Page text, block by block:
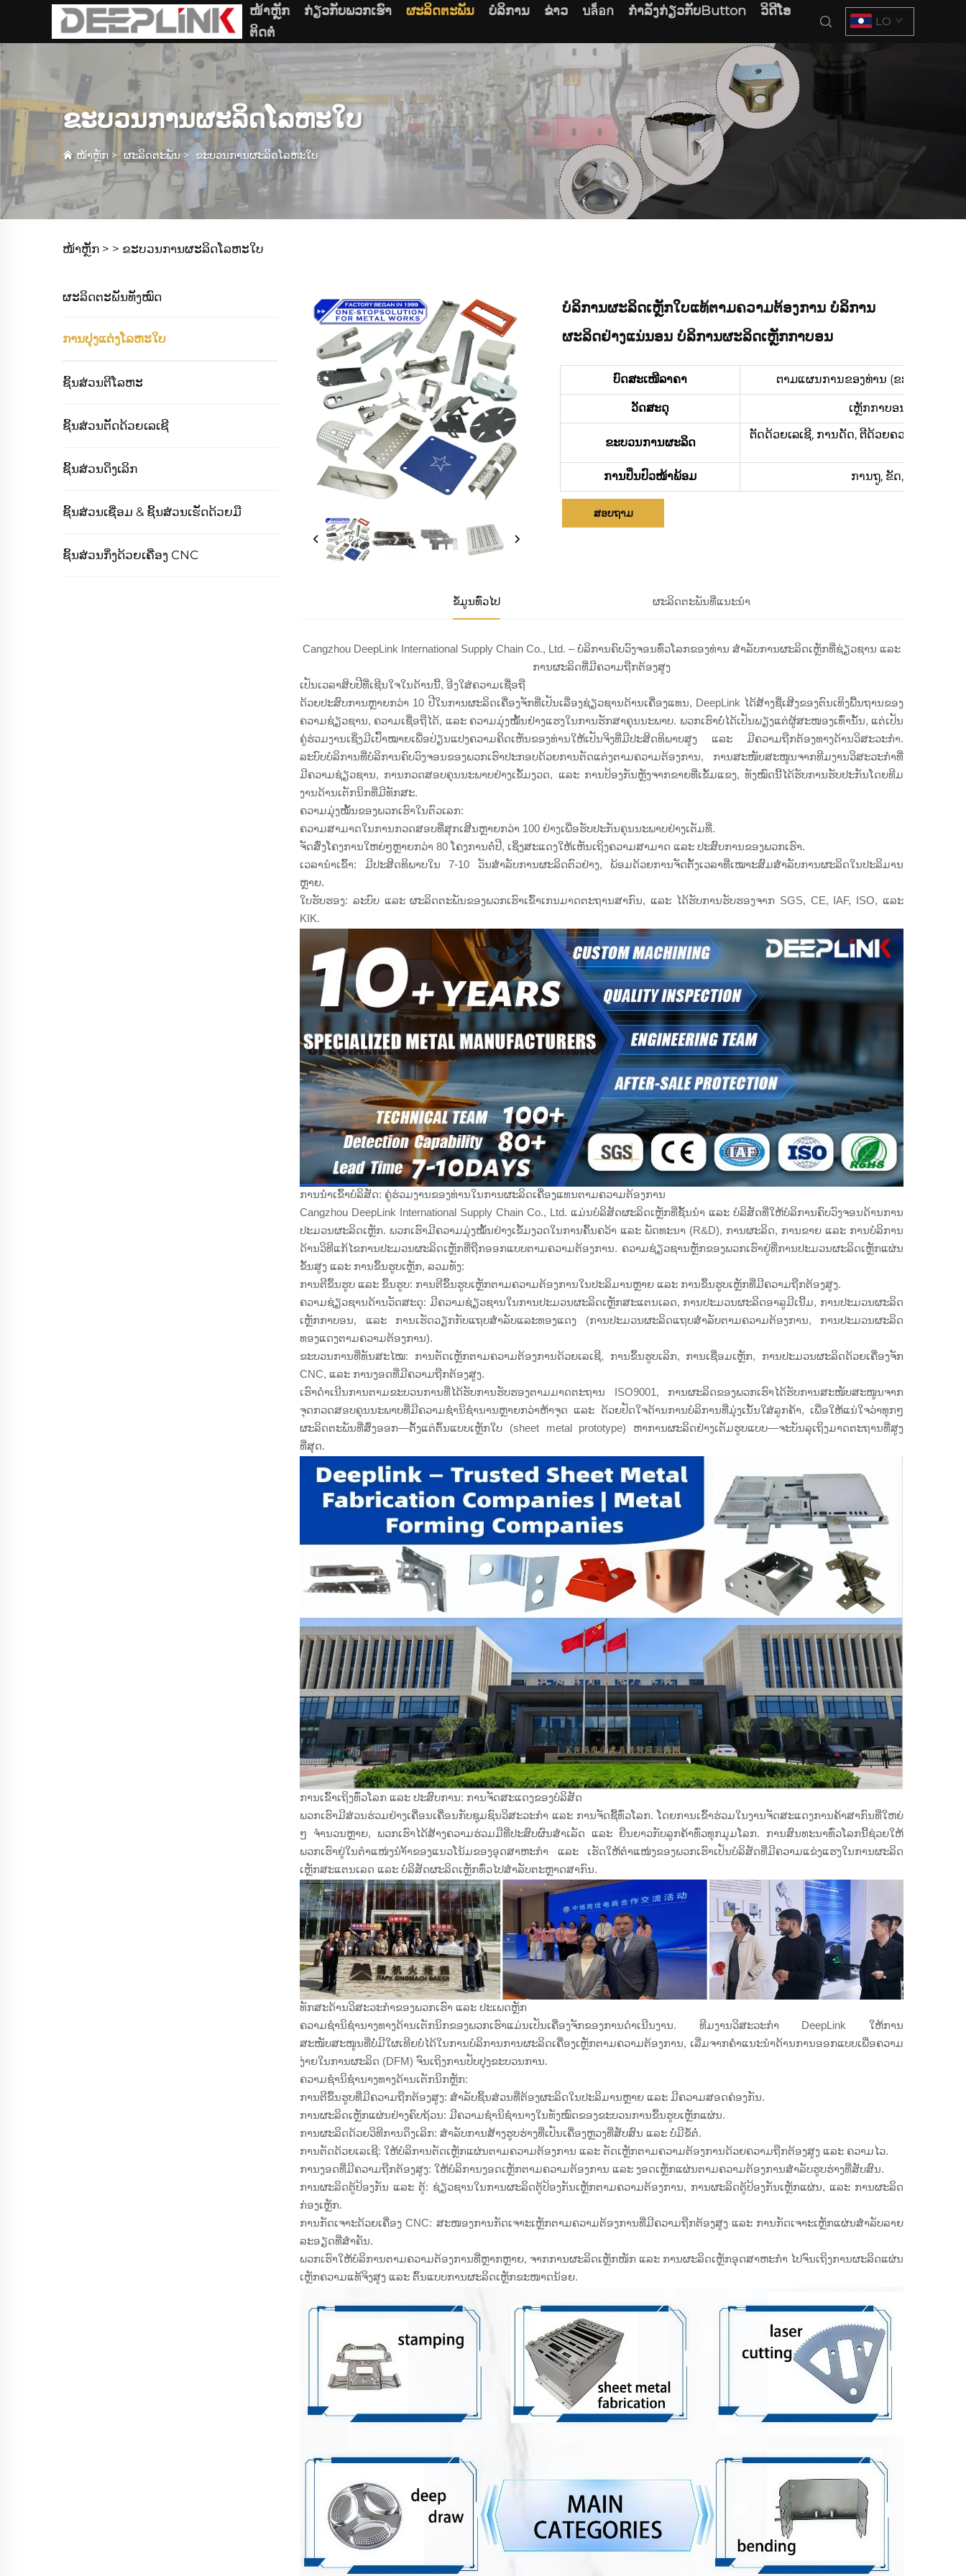
ໜ້າຫຼັກ ກ່ຽວກັບພວກເຮົາ ຜະລິດຕະພັນ ບໍລິການ ຂ່າວ บล็อก ກໍາລັງກ່ຽວກັບButton
ວິດີໂອ
ຕິດຕໍ່
LO
ຂະບວນການຜະລິດໂລຫະໃບ
ໜ້າຫຼັກ > ຜະລິດຕະພັນ> ຂະບວນການຜະລິດໂລຫະໃບ
ໜ້າຫຼັກ > > ຂະບວນການຜະລິດໂລຫະໃບ
ຜະລິດຕະພັນທັງໝົດ
ການປຸງແຕ່ງໂລຫະໃບ
ຊິ້ນສ່ວນຕີໂລຫະ
ຊິ້ນສ່ວນຕັດດ້ວຍເລເຊີ
ຊິ້ນສ່ວນດຶງເລິກ
ຊິ້ນສ່ວນເຊື່ອມ & ຊິ້ນສ່ວນເຮັດດ້ວຍມື
ຊິ້ນສ່ວນກຶ່ງດ້ວຍເຄື່ອງ CNC
ບໍລິການຜະລິດເຫຼັກໃບແທ້ຕາມຄວາມຕ້ອງການ ບໍລິການ
ຜະລິດຢ່າງແນ່ນອນ ບໍລິການຜະລິດເຫຼັກກາບອນ
ບົດສະເໜີລາຄາ ຕາມແຜນການຂອງທ່ານ (ຂະໜາດ, ວັດສ
ວັດສະດຸ ເຫຼັກກາບອນ, SPCC,
ຂະບວນການຜະລິດ
ຕັດດ້ວຍເລເຊີ, ການດັດ, ຕີດ້ວຍຄວາມແທ້ຈິງ, ກ
ການປິ່ນປົວໜ້າພ້ອມ ການຖູ, ຂັດ,
ສອບຖາມ
ຂໍ້ມູນທົ່ວໄປ ຜະລິດຕະພັນທີ່ແນະນຳ
Cangzhou DeepLink International Supply Chain Co., Ltd. – ບໍລິການຄົບວົງຈອນທົ່ວໂລກຂອງທ່ານ ສຳລັບການຜະລິດເຫຼັກທີ່ຊ່ຽວຊານ ແລະ
ການຜະລິດທີ່ມີຄວາມຖືກຕ້ອງສູງ
ເປັນເວລາສິບປີທີ່ເຊີນໃຈໃນດ້ານນີ້, ອີງໃສ່ຄວາມເຊື່ອຖື
ດ້ວຍປະສົບການຫຼາຍກວ່າ 10 ປີໃນການຜະລິດເຄື່ອງຈັກທີ່ເປັນເລື່ອງຊ່ຽວຊານດ້ານເຄື່ອງແທນ, DeepLink ໄດ້ສ້າງຊື່ເສີງຂອງຕົນເທິງພື້ນຖານຂອງ
ຄວາມຊ່ຽວຊານ, ຄວາມເຊື່ອຖືໄດ້, ແລະ ຄວາມມຸ່ງໝັ້ນຢ່າງແຮງໃນການຮັກສາຄຸນນະພາບ. ພວກເຮົາບໍ່ໄດ້ເປັນພຽງແຕ່ຜູ້ສະໜອງເທົ່ານັ້ນ, ແຕ່ເປັນ
ຄູ່ຮ່ວມງານເຊິ່ງມີເປົ້າໝາຍເພື່ອປ່ຽນແປງຄວາມຄິດເຫັນຂອງທ່ານໃຫ້ເປັນຈິງທີ່ມີປະສິດທິພາບສູງ ແລະ ມີຄວາມຖືກຕ້ອງທາງດ້ານວິສະວະກຳ.
ລະບົບບໍລິການທີ່ບໍລິການຄົບວົງຈອນຂອງພວກເຮົາປະກອບດ້ວຍການຕັດແຕ່ງຕາມຄວາມຕ້ອງການ, ການສະໜັບສະໜູນຈາກທີມງານວິສະວະກຳທີ່
ມີຄວາມຊ່ຽວຊານ, ການກວດສອບຄຸນນະພາບຢ່າງເຂັ້ມງວດ, ແລະ ການປ້ອງກັນຫຼັງຈາກຂາຍທີ່ເຂັ້ມແຂງ, ທັງໝົດນີ້ໄດ້ຮັບການຮັບປະກັນໂດຍທີມ
ງານດ້ານເຕັກນິກທີ່ມີທັກສະ.
ຄວາມມຸ່ງໝັ້ນຂອງພວກເຮົາໃນຕົວເລກ:
ຄວາມສາມາດໃນການກວດສອບທີ່ສຸກເສີນຫຼາຍກວ່າ 100 ຢ່າງເພື່ອຮັບປະກັນຄຸນນະພາບຢ່າງເຕັມທີ່.
ຈັດສົ່ງໂຄງການໃຫຍ່ໆຫຼາຍກວ່າ 80 ໂຄງການຕໍ່ປີ, ເຊິ່ງສະແດງໃຫ້ເຫັນເຖິງຄວາມສາມາດ ແລະ ປະສົບການຂອງພວກເຮົາ.
ເວລານຳເຂົ້າ: ມີປະສິດທິພາບໃນ 7-10 ວັນສຳລັບການຜະລິດຕົວຢ່າງ, ພ້ອມດ້ວຍການຈັດຕັ້ງເວລາທີ່ເໝາະສົມສຳລັບການຜະລິດໃນປະລິມານ
ຫຼາຍ.
ໃບຮັບຮອງ: ລະບົບ ແລະ ຜະລິດຕະພັນຂອງພວກເຮົາເຂົ້າເກນມາດຕະຖານສາກົນ, ແລະ ໄດ້ຮັບການຮັບຮອງຈາກ SGS, CE, IAF, ISO, ແລະ
KIK.
ການນຳເຂົ້າບໍລິສັດ: ຄູ່ຮ່ວມງານຂອງທ່ານໃນການຜະລິດເຄື່ອງແທນຕາມຄວາມຕ້ອງການ
Cangzhou DeepLink International Supply Chain Co., Ltd. ແມ່ນບໍລິສັດຜະລິດເຫຼັກທີ່ຊັ້ນນຳ ແລະ ບໍລິສັດທີ່ໃຫ້ບໍລິການຄົບວົງຈອນດ້ານການ
ປະມວນຜະລິດເຫຼັກ. ພວກເຮົາມີຄວາມມຸ່ງໝັ້ນຢ່າງເຂັ້ມງວດໃນການຄົ້ນຄວ້າ ແລະ ພັດທະນາ (R&D), ການຜະລິດ, ການຂາຍ ແລະ ການບໍລິການ
ດ້ານວິທີແກ້ໄຂການປະມວນຜະລິດເຫຼັກທີ່ຖືກອອກແບບຕາມຄວາມຕ້ອງການ. ຄວາມຊ່ຽວຊານຫຼັກຂອງພວກເຮົາຢູ່ທີ່ການປະມວນຜະລິດເຫຼັກແຜ່ນ
ຂັ້ນສູງ ແລະ ການຂຶ້ນຮູບເຫຼັກ, ລວມທັງ:
ການຕີຂຶ້ນຮູບ ແລະ ຂຶ້ນຮູບ: ການຕີຂຶ້ນຮູບເຫຼັກຕາມຄວາມຕ້ອງການໃນປະລິມານຫຼາຍ ແລະ ການຂຶ້ນຮູບເຫຼັກທີ່ມີຄວາມຖືກຕ້ອງສູງ.
ຄວາມຊ່ຽວຊານດ້ານວັດສະດຸ: ມີຄວາມຊ່ຽວຊານໃນການປະມວນຜະລິດເຫຼັກສະແຕນເລດ, ການປະມວນຜະລິດອາລູມີເນີ້ມ, ການປະມວນຜະລິດ
ເຫຼັກກາບອນ, ແລະ ການເຮັດວຽກກັບແຖບສຳລັບແລະທອງແດງ (ການປະມວນຜະລິດແຖບສຳລັບຕາມຄວາມຕ້ອງການ, ການປະມວນຜະລິດ
ທອງແດງຕາມຄວາມຕ້ອງການ).
ຂະບວນການທີ່ທັນສະໄໝ: ການຕັດເຫຼັກຕາມຄວາມຕ້ອງການດ້ວຍເລເຊີ, ການຂຶ້ນຮູບເລິກ, ການເຊື່ອມເຫຼັກ, ການປະມວນຜະລິດດ້ວຍເຄື່ອງຈັກ
CNC, ແລະ ການງອດທີ່ມີຄວາມຖືກຕ້ອງສູງ.
ເຮົາດຳເນີນການຕາມຂະບວນການທີ່ໄດ້ຮັບການຮັບຮອງຕາມມາດຕະຖານ ISO9001, ການຜະລິດຂອງພວກເຮົາໄດ້ຮັບການສະໜັບສະໜູນຈາກ
ຈຸດກວດສອບຄຸນນະພາບທີ່ມີຄວາມຊຳນິຊຳນານຫຼາຍກວ່າຫ້າຈຸດ ແລະ ດ້ວຍປັດໃຈດ້ານການບໍລິການທີ່ມຸ່ງເນັ້ນໃສ່ລູກຄ້າ, ເພື່ອໃຫ້ແນ່ໃຈວ່າທຸກໆ
ຜະລິດຕະພັນທີ່ສົ່ງອອກ—ຕັ້ງແຕ່ຕົ້ນແບບເຫຼັກໃບ (sheet metal prototype) ຫາການຜະລິດຢ່າງເຕັມຮູບແບບ—ຈະບັນລຸເຖິງມາດຕະຖານທີ່ສູງ
ທີ່ສຸດ.
ການເຂົ້າເຖິງທົ່ວໂລກ ແລະ ປະສົບການ: ການຈັດສະແດງຂອງບໍລິສັດ
ພວກເຮົາມີສ່ວນຮ່ວມຢ່າງເຄື່ອນເຄື່ອນກັບຊຸມຊົນວິສະວະກຳ ແລະ ການຈັດຊື້ທົ່ວໂລກ. ໂດຍການເຂົ້າຮ່ວມໃນງານຈັດສະແດງການຄ້າສາກົນທີ່ໃຫຍ່
ໆ ຈຳນວນຫຼາຍ, ພວກເຮົາໄດ້ສ້າງຄວາມຮ່ວມມືທີ່ປະສົບຜົນສຳເລັດ ແລະ ຍືນຍາວກັບລູກຄ້າທົ່ວທຸກມຸມໂລກ. ການສົນທະນາທົ່ວໂລກນີ້ຊ່ວຍໃຫ້
ພວກເຮົາຢູ່ໃນຕຳແໜ່ງນຳ້້າຂອງແນວໂນ້ມຂອງອຸດສາຫະກຳ ແລະ ເຮັດໃຫ້ຕຳແໜ່ງຂອງພວກເຮົາເປັນບໍລິສັດທີ່ມີຄວາມແຂ່ງແຮງໃນການຜະລິດ
ເຫຼັກສະແຕນເລດ ແລະ ບໍລິສັດຜະລິດເຫຼັກທົ່ວໄປສຳລັບຕະຫຼາດສາກົນ.
ທັກສະດ້ານວິສະວະກຳຂອງພວກເຮົາ ແລະ ປະເພດຫຼັກ
ຄວາມຊຳນິຊຳນາງທາງດ້ານເຕັກນິກຂອງພວກເຮົາແມ່ນເປັນເຄື່ອງຈັກຂອງການດຳເນີນງານ. ທີມງານວິສະວະກຳ DeepLink ໃຫ້ການ
ສະໜັບສະໜູນທີ່ບໍ່ມີໃຜເທີຍບໍ່ໄດ້ໃນການບໍລິການການຜະລິດເຄື່ອງເຫຼັກຕາມຄວາມຕ້ອງການ, ເລີ່ມຈາກຄຳແນະນຳດ້ານການອອກແບບເພື່ອຄວາມ
ງ່າຍໃນການຜະລິດ (DFM) ຈົນເຖິງການປັບປຸງຂະບວນການ.
ຄວາມຊຳນິຊຳນາງທາງດ້ານເຕັກນິກຫຼັກ:
ການຕີຂຶ້ນຮູບທີ່ມີຄວາມຖືກຕ້ອງສູງ: ສຳລັບຊິ້ນສ່ວນທີ່ຕ້ອງຜະລິດໃນປະລິມານຫຼາຍ ແລະ ມີຄວາມສອດຄ່ອງກັນ.
ການຜະລິດເຫຼັກແຜ່ນຢ່າງຄົບຖ້ວນ: ມີຄວາມຊຳນິຊຳນາງໃນທັງໝົດຂອງຂະບວນການຂຶ້ນຮູບເຫຼັກແຜ່ນ.
ການຜະລິດດ້ວຍວິທີການດຶງເລິກ: ສຳລັບການສ້າງຮູບຮ່າງທີ່ເປັນເຄື່ອງຫຼວງທີ່ສັບສົນ ແລະ ບໍ່ມີຂໍ້ຕໍ່.
ການຕັດດ້ວຍເລເຊີ: ໃຫ້ບໍລິການຕັດເຫຼັກແຜ່ນຕາມຄວາມຕ້ອງການ ແລະ ຕັດເຫຼັກຕາມຄວາມຕ້ອງການດ້ວຍຄວາມຖືກຕ້ອງສູງ ແລະ ຄວາມໄວ.
ການງອດທີ່ມີຄວາມຖືກຕ້ອງສູງ: ໃຫ້ບໍລິການງອດເຫຼັກຕາມຄວາມຕ້ອງການ ແລະ ງອດເຫຼັກແຜ່ນຕາມຄວາມຕ້ອງການສຳລັບຮູບຮ່າງທີ່ສັບສົນ.
ການຜະລິດຕູ້ປ້ອງກັນ ແລະ ຕູ້: ຊ່ຽວຊານໃນການຜະລິດຕູ້ປ້ອງກັນເຫຼັກຕາມຄວາມຕ້ອງການ, ການຜະລິດຕູ້ປ້ອງກັນເຫຼັກແຜ່ນ, ແລະ ການຜະລິດ
ກ່ອງເຫຼັກ.
ການກັດເຈາະດ້ວຍເຄື່ອງ CNC: ສະໜອງການກັດເຈາະເຫຼັກຕາມຄວາມຕ້ອງການທີ່ມີຄວາມຖືກຕ້ອງສູງ ແລະ ການກັດເຈາະເຫຼັກແຜ່ນສຳລັບລາຍ
ລະອຽດທີ່ສຳຄັນ.
ພວກເຮົາໃຫ້ບໍລິການຕາມຄວາມຕ້ອງການທີ່ຫຼາກຫຼາຍ, ຈາກການຜະລິດເຫຼັກໜັກ ແລະ ການຜະລິດເຫຼັກອຸດສາຫະກຳ ໄປຈົນເຖິງການຜະລິດແຜ່ນ
ເຫຼັກຄວາມແທ້ຈິງສູງ ແລະ ຕົ້ນແບບການຜະລິດເຫຼັກຂະໜາດນ້ອຍ.